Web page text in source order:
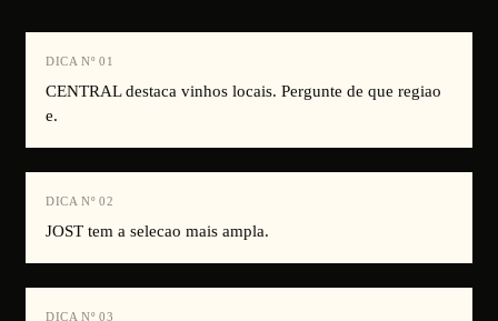
DICA Nº 01
CENTRAL destaca vinhos locais. Pergunte de que regiao
e.
DICA Nº 02
JOST tem a selecao mais ampla.
DICA Nº 03